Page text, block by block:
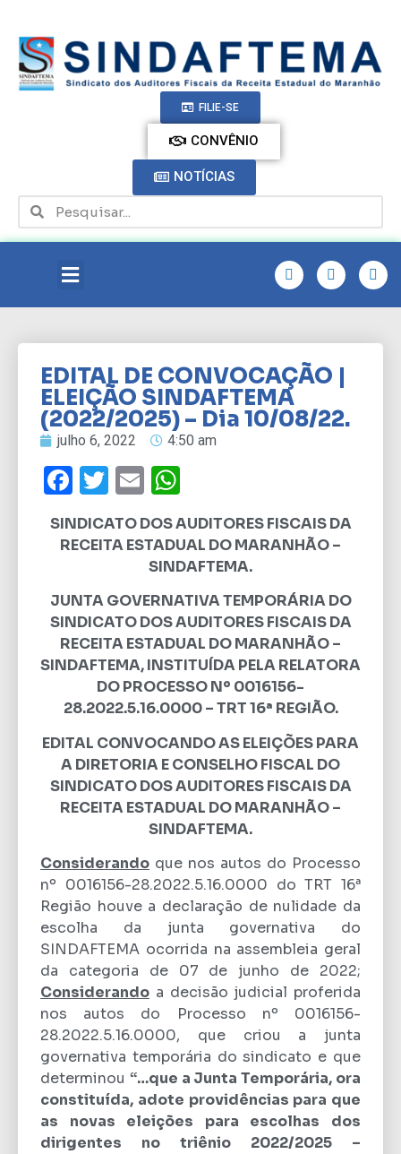
FILIE-SE
CONVÊNIO
NOTÍCIAS
EDITAL DE CONVOCAÇÃO |
ELEIÇÃO SINDAFTEMA
(2022/2025) – Dia 10/08/22.
julho 6, 2022 4:50 am
Facebook
Twitter
Email
SINDICATO DOS AUDITORES FISCAIS DA
RECEITA ESTADUAL DO MARANHÃO –
SINDAFTEMA.
JUNTA GOVERNATIVA TEMPORÁRIA DO
SINDICATO DOS AUDITORES FISCAIS DA
RECEITA ESTADUAL DO MARANHÃO –
SINDAFTEMA, INSTITUÍDA PELA RELATORA
DO PROCESSO Nº 0016156-
28.2022.5.16.0000 – TRT 16ª REGIÃO.
EDITAL CONVOCANDO AS ELEIÇÕES PARA
A DIRETORIA E CONSELHO FISCAL DO
SINDICATO DOS AUDITORES FISCAIS DA
RECEITA ESTADUAL DO MARANHÃO –
SINDAFTEMA.
Considerando que nos autos do Processo
nº 0016156-28.2022.5.16.0000 do TRT 16ª
Região houve a declaração de nulidade da
escolha da junta governativa do
SINDAFTEMA ocorrida na assembleia geral
da categoria de 07 de junho de 2022;
Considerando a decisão judicial proferida
nos autos do Processo nº 0016156-
28.2022.5.16.0000, que criou a junta
governativa temporária do sindicato e que
determinou “…que a Junta Temporária, ora
constituída, adote providências para que
as novas eleições para escolhas dos
dirigentes no triênio 2022/2025 –